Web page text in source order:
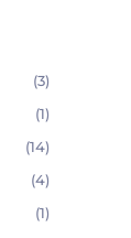
(3)
(1)
(14)
(4)
(1)